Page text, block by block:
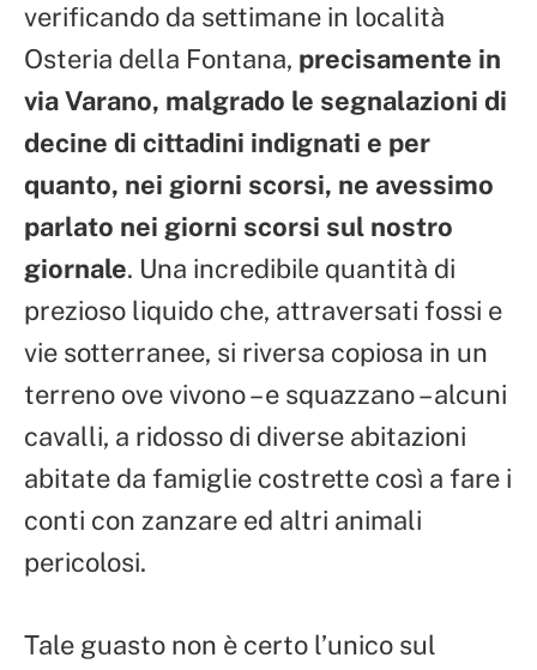
verificando da settimane in località
Osteria della Fontana, precisamente in
via Varano, malgrado le segnalazioni di
decine di cittadini indignati e per
quanto, nei giorni scorsi, ne avessimo
parlato nei giorni scorsi sul nostro
giornale. Una incredibile quantità di
prezioso liquido che, attraversati fossi e
vie sotterranee, si riversa copiosa in un
terreno ove vivono – e squazzano – alcuni
cavalli, a ridosso di diverse abitazioni
abitate da famiglie costrette così a fare i
conti con zanzare ed altri animali
pericolosi.
Tale guasto non è certo l’unico sul